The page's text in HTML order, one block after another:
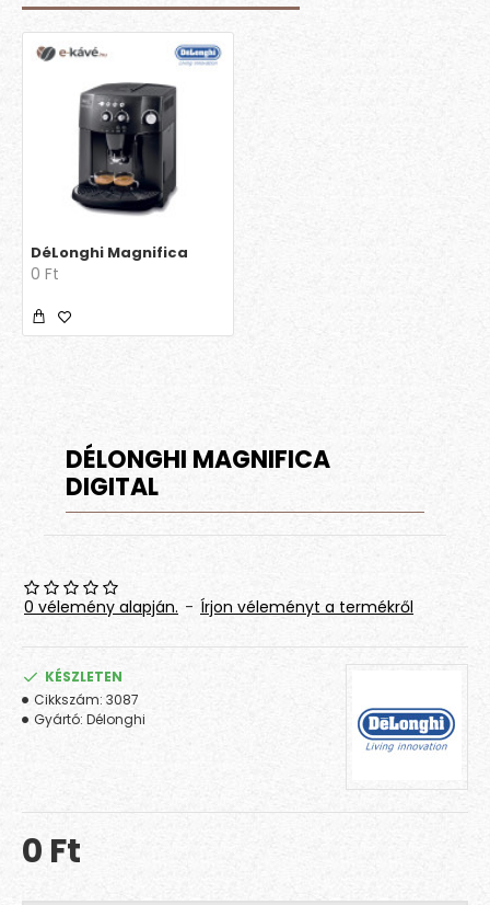
DéLonghi Magnifica
0 Ft
DÉLONGHI MAGNIFICA
DIGITAL
0 vélemény alapján. - Írjon véleményt a termékről
0 Ft
KÉSZLETEN
Cikkszám: 3087
Gyártó: Délonghi